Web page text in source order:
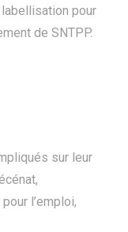
pour
de SNTPP.
sur leur
l’emploi,